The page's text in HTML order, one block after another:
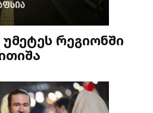
რეგიონში